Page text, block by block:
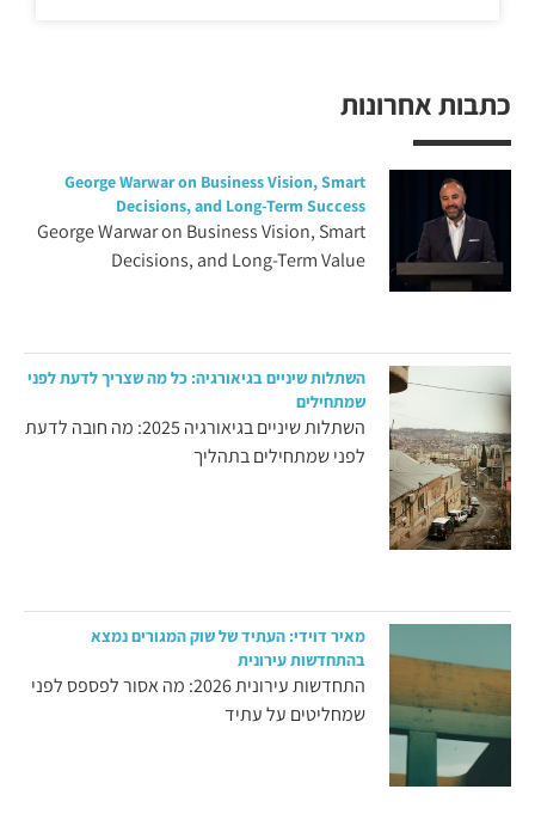
כתבות אחרונות
George Warwar on Business Vision, Smart
Decisions, and Long-Term Success
George Warwar on Business Vision, Smart
Decisions, and Long-Term Value
השתלות שיניים בגיאורגיה: כל מה שצריך לדעת לפני
שמתחילים
השתלות שיניים בגיאורגיה 2025: מה חובה לדעת
לפני שמתחילים בתהליך
מאיר דוידי: העתיד של שוק המגורים נמצא
בהתחדשות עירונית
התחדשות עירונית 2026: מה אסור לפספס לפני
שמחליטים על עתיד